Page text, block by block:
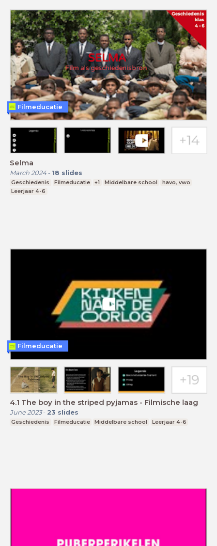
Selma
March 2024- 18 slides
Geschiedenis Filmeducatie +1 Middelbare school
havo, vwo
Leerjaar 4-6
Filmeducatie
4.1 The boy in the striped pyjamas - Filmische laag
June 2023- 23 slides
Geschiedenis Filmeducatie Middelbare school Leerjaar 4-6
Filmeducatie